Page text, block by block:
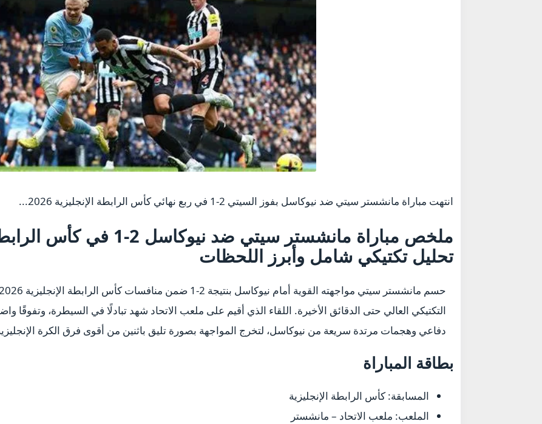
انتهت مباراة مانشستر سيتي ضد نيوكاسل بفوز السيتي 2-1 في ربع نهائي كأس الرابطة الإنجليزية 2026...
تحليل تكتيكي شامل وأبرز اللحظات
التكتيكي العالي حتى الدقائق الأخيرة. اللقاء الذي أقيم على ملعب الاتحاد شهد تبادلًا في السيطرة، وتفوقًا
دفاعي وهجمات مرتدة سريعة من نيوكاسل، لتخرج المواجهة بصورة تليق باثنين من أقوى فرق الكرة
بطاقة المباراة
المسابقة: كأس الرابطة الإنجليزية
الملعب: ملعب الاتحاد – مانشستر